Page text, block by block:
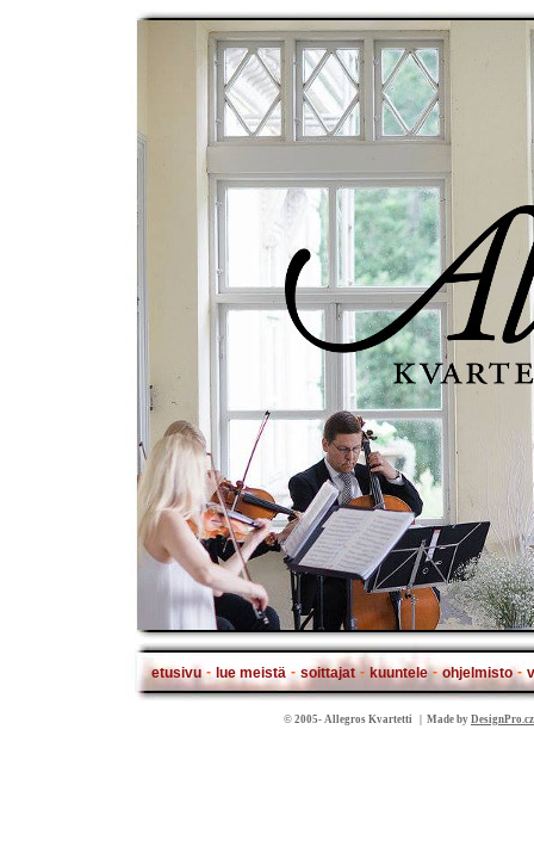
etusivu - lue meistä - soittajat - kuuntele - ohjelmisto -
© 2005- Allegros Kvartetti | Made by DesignPro.cz